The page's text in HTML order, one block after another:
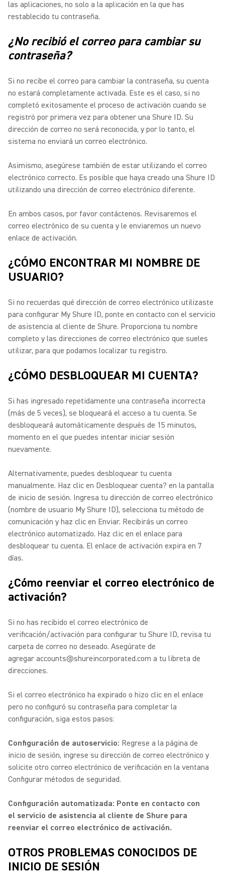
las aplicaciones, no solo a la aplicación en la que has
restablecido tu contraseña.
¿No recibió el correo para cambiar su
contraseña?
Si no recibe el correo para cambiar la contraseña, su cuenta
no estará completamente activada. Este es el caso, si no
completó exitosamente el proceso de activación cuando se
registró por primera vez para obtener una Shure ID. Su
dirección de correo no será reconocida, y por lo tanto, el
sistema no enviará un correo electrónico.
Asimismo, asegúrese también de estar utilizando el correo
electrónico correcto. Es posible que haya creado una Shure ID
utilizando una dirección de correo electrónico diferente.
En ambos casos, por favor contáctenos. Revisaremos el
correo electrónico de su cuenta y le enviaremos un nuevo
enlace de activación.
¿CÓMO ENCONTRAR MI NOMBRE DE
USUARIO?
Si no recuerdas qué dirección de correo electrónico utilizaste
para configurar My Shure ID, ponte en contacto con el servicio
de asistencia al cliente de Shure. Proporciona tu nombre
completo y las direcciones de correo electrónico que sueles
utilizar, para que podamos localizar tu registro.
¿CÓMO DESBLOQUEAR MI CUENTA?
Si has ingresado repetidamente una contraseña incorrecta
(más de 5 veces), se bloqueará el acceso a tu cuenta. Se
desbloqueará automáticamente después de 15 minutos,
momento en el que puedes intentar iniciar sesión
nuevamente.
Alternativamente, puedes desbloquear tu cuenta
manualmente. Haz clic en Desbloquear cuenta? en la pantalla
de inicio de sesión. Ingresa tu dirección de correo electrónico
(nombre de usuario My Shure ID), selecciona tu método de
comunicación y haz clic en Enviar. Recibirás un correo
electrónico automatizado. Haz clic en el enlace para
desbloquear tu cuenta. El enlace de activación expira en 7
días.
¿Cómo reenviar el correo electrónico de
activación?
Si no has recibido el correo electrónico de
verificación/activación para configurar tu Shure ID, revisa tu
carpeta de correo no deseado. Asegúrate de
agregar accounts@shureincorporated.com a tu libreta de
direcciones.
Si el correo electrónico ha expirado o hizo clic en el enlace
pero no configuró su contraseña para completar la
configuración, siga estos pasos:
Configuración de autoservicio: Regrese a la página de
inicio de sesión, ingrese su dirección de correo electrónico y
solicite otro correo electrónico de verificación en la ventana
Configurar métodos de seguridad.
Configuración automatizada: Ponte en contacto con
el servicio de asistencia al cliente de Shure para
reenviar el correo electrónico de activación.
OTROS PROBLEMAS CONOCIDOS DE
INICIO DE SESIÓN